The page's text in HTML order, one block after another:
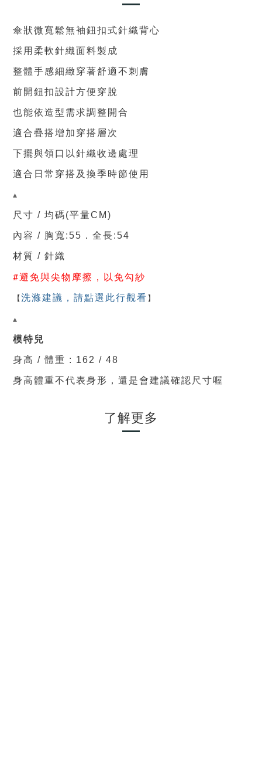
傘狀微寬鬆無袖鈕扣式針織背心
採用柔軟針織面料製成
整體手感細緻穿著舒適不刺膚
前開鈕扣設計方便穿脫
也能依造型需求調整開合
適合疊搭增加穿搭層次
下擺與領口以針織收邊處理
適合日常穿搭及換季時節使用
▴
尺寸 / 均碼(平量CM)
內容 / 胸寬 :55 ． 全長:54
材質 / 針織
#避免與尖物摩擦，以免勾紗
【洗滌建議，請點選此行觀看】
▴
模特兒
身高 / 體重 : 162 / 48
身高體重不代表身形，還是會建議確認尺寸喔
了解更多